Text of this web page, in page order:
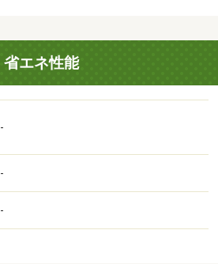
省エネ性能
-
-
-